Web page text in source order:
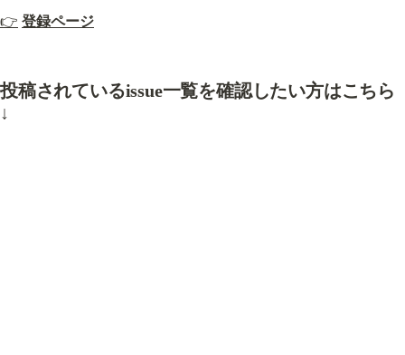
👉 登録ページ
投稿されているissue一覧を確認したい方はこちら
↓